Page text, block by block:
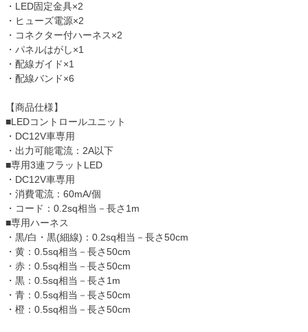
・LED固定金具×2
・ヒューズ電源×2
・コネクター付ハーネス×2
・パネルはがし×1
・配線ガイド×1
・配線バンド×6
【商品仕様】
■LEDコントロールユニット
・DC12V車専用
・出力可能電流：2A以下
■専用3連フラットLED
・DC12V車専用
・消費電流：60mA/個
・コード：0.2sq相当－長さ1m
■専用ハーネス
・黒/白・黒(細線)：0.2sq相当－長さ50cm
・黄：0.5sq相当－長さ50cm
・赤：0.5sq相当－長さ50cm
・黒：0.5sq相当－長さ1m
・青：0.5sq相当－長さ50cm
・橙：0.5sq相当－長さ50cm